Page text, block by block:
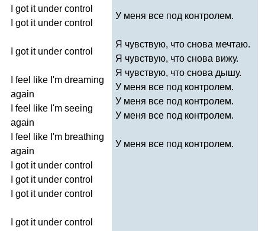
got it under control
got it under control
got it under control
feel like I'm dreaming
again
feel like I'm seeing
again
feel like I'm breathing
again
got it under control
got it under control
got it under control
got it under control
У меня все под контролем.
Я чувствую, что снова мечтаю.
Я чувствую, что снова вижу.
Я чувствую, что снова дышу.
У меня все под контролем.
У меня все под контролем.
У меня все под контролем.
У меня все под контролем.